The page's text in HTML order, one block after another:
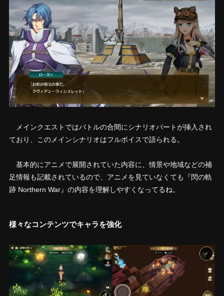
メインクエストではバトルの合間にシナリオパートが挿入され
ており、このメインシナリオはフルボイスで語られる。
基本的にアニメで展開されていた内容に、情景や地域などの補
足情報も記載されているので、アニメを見ていなくても『閃の軌
跡 Northern War』の内容を理解しやすくなってるね。
様々なコンテンツでキャラを強化